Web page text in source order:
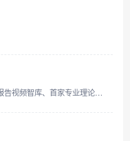
宣讲家网是全国独家高端报告视频智库、首家专业理论网站，传播马克思主义中国化的创新理论，辅导受众学习科学理论，学习贯彻党的理论和路线方针政策。以思想性、政治性、理论性、文献性为主要内容，是全国党委中心组和党委讲师团网上学习、交流的平台，是广大网友提高思想理论素养、增强人文知识底蕴，掌握时事政策的网上课堂。